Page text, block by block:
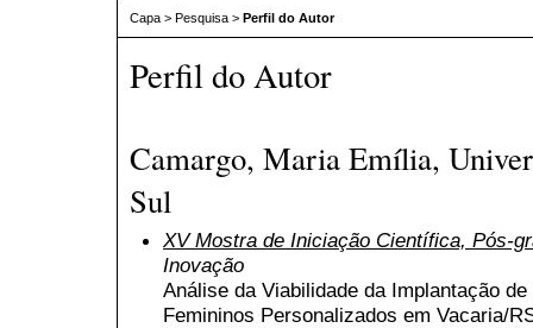
Capa > Pesquisa > Perfil do Autor
Perfil do Autor
Camargo, Maria Emília,
Sul
XV Mostra de Iniciação Científica, Pós-
Inovação
Análise da Viabilidade da Implantação
Femininos Personalizados em Vacaria/